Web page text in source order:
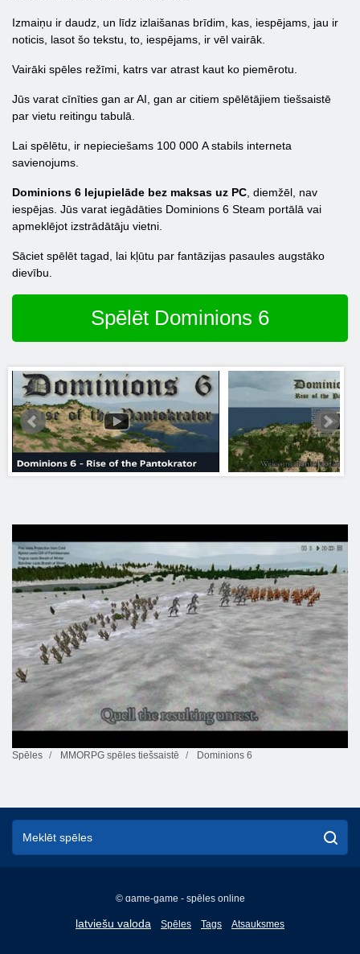
Izmaiņu ir daudz, un līdz izlaišanas brīdim, kas, iespējams, jau ir
noticis, lasot šo tekstu, to, iespējams, ir vēl vairāk.
Vairāki spēles režīmi, katrs var atrast kaut ko piemērotu.
Jūs varat cīnīties gan ar AI, gan ar citiem spēlētājiem tiešsaistē
par vietu reitingu tabulā.
Lai spēlētu, ir nepieciešams 100 000 A stabils interneta
savienojums.
Dominions 6 lejupielāde bez maksas uz PC , diemžēl, nav
iespējas. Jūs varat iegādāties Dominions 6 Steam portālā vai
apmeklējot izstrādātāju vietni.
Sāciet spēlēt tagad, lai kļūtu par fantāzijas pasaules augstāko
dievību.
Spēlēt Dominions 6
Spēles MMORPG spēles tiešsaistē Dominions 6
© game-game - spēles online
latviešu valoda
English
Spēles Tags Atsauksmes